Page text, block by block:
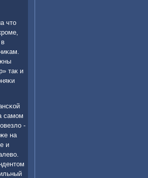
что
так и
самοм
-
на
и